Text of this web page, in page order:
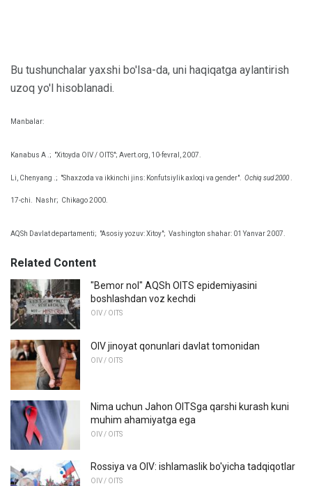
Bu tushunchalar yaxshi bo'lsa-da, uni haqiqatga aylantirish
uzoq yo'l hisoblanadi.
Manbalar:
Kanabus A .; "Xitoyda OIV / OITS"; Avert.org, 10-fevral, 2007.
Li, Chenyang .; "Shaxzoda va ikkinchi jins: Konfutsiylik axloqi va gender". Ochiq sud 2000.
17-chi. Nashr; Chikago 2000.
AQSh Davlat departamenti; "Asosiy yozuv: Xitoy"; Vashington shahar: 01 Yanvar 2007.
Related Content
"Bemor nol" AQSh OITS epidemiyasini
boshlashdan voz kechdi
OIV / OITS
OIV jinoyat qonunlari davlat tomonidan
OIV / OITS
Nima uchun Jahon OITSga qarshi kurash kuni
muhim ahamiyatga ega
OIV / OITS
Rossiya va OIV: ishlamaslik bo'yicha tadqiqotlar
OIV / OITS